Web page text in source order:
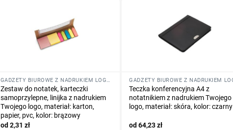
GADŻETY BIUROWE Z NADRUKIEM LOGO FIRMY
Zestaw do notatek, karteczki
samoprzylepne, linijka z nadrukiem
Twojego logo, materiał: karton,
papier, pvc, kolor: brązowy
2,31 zł
Teczka konferencyjna A4 z
notatnikiem z nadrukiem Twojego
logo, materiał: skóra, kolor: czarny
64,23zł